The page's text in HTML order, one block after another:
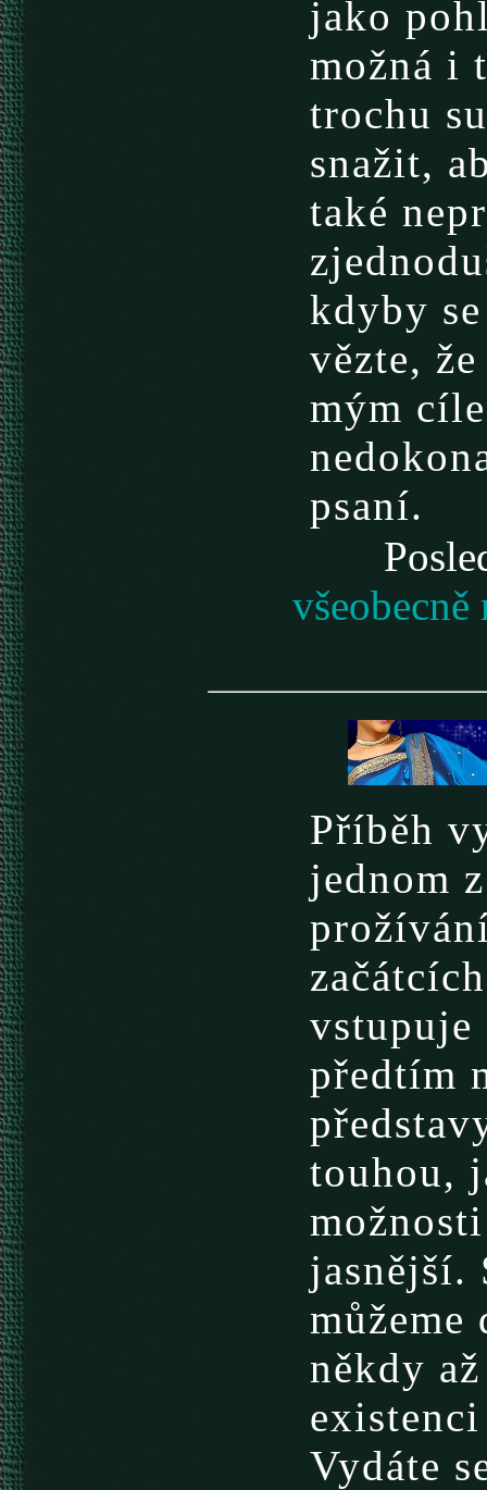
jako
možná i
trochu
snažit,
také
kdyby
vězte,
mým
psaní.
Příběh
jednom
vstupuje
předtím
touhou,
jasnější.
někdy
Vydáte